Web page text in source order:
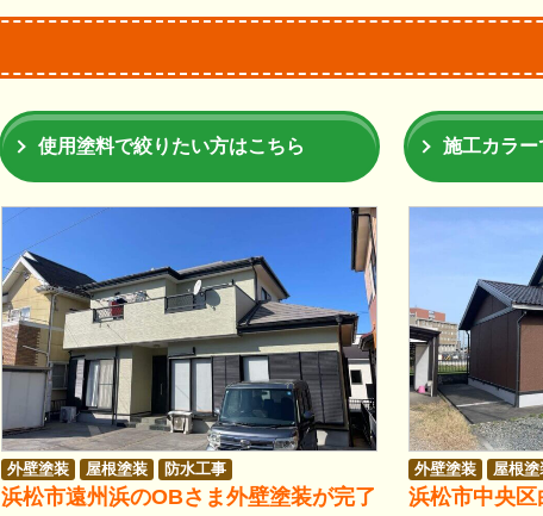
使用塗料で絞りたい方はこちら 施工カラー
浜松市遠州浜のOBさま外壁塗装が完了
外壁塗装 屋根塗装
防水工事
その他のリフォーム
浜松市中央区
外壁塗装 屋根塗